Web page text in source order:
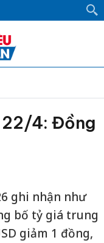
22/4: Đồng
ghi nhận như
bố tỷ giá trung
giảm 1 đồng,